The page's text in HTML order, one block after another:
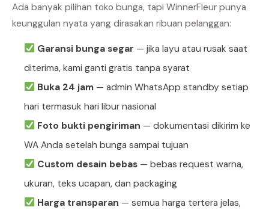
Ada banyak pilihan toko bunga, tapi WinnerFleur punya
keunggulan nyata yang dirasakan ribuan pelanggan:
Garansi bunga segar — jika layu atau rusak saat
diterima, kami ganti gratis tanpa syarat
Buka 24 jam— admin WhatsApp standby setiap
hari termasuk hari libur nasional
Foto bukti pengiriman — dokumentasi dikirim ke
WA Anda setelah bunga sampai tujuan
Custom desain bebas— bebas request warna,
ukuran, teks ucapan, dan packaging
Harga transparan — semua harga tertera jelas,